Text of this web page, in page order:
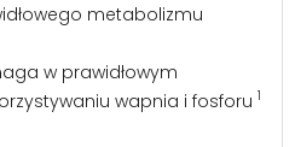
metabolizmu
w prawidłowym
wapnia i fosforu 1